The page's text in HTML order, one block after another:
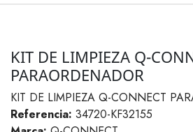
KIT DE LIMPIEZA Q-
PARAORDENADOR
KIT DE LIMPIEZA Q-CONNECT
Referencia: 34720-KF32155